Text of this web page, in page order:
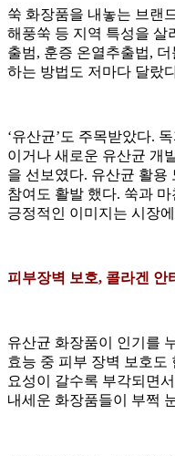
쑥 화장품을 내놓는 브랜
해풍쑥 등 지역 특성을 살
출범, 훈증 온열추출법,
하는 방법도 저마다 달랐
‘유산균’도 주목받았다.
이거나 새로운 유산균 개
을 선보였다. 유산균 활용
참여도 활발 했다. 쑥과
긍정적인 이미지는 시장
피부장벽 보호, 콜라겐 안
유산균 화장품이 인기를
효능 중 피부 장벽 보호도
요성이 갈수록 부각되면
내세운 화장품들이 부쩍